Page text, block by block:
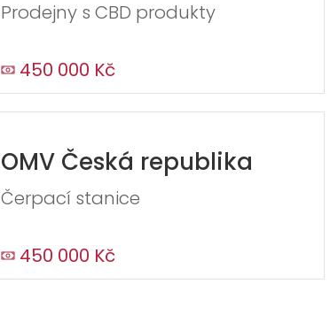
Prodejny s CBD produkty
450 000 Kč
OMV Česká republika
Čerpací stanice
450 000 Kč